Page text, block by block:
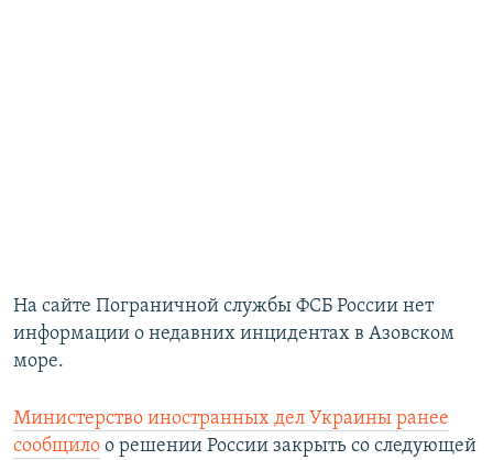
На сайте Пограничной службы ФСБ России нет
информации о недавних инцидентах в Азовском
море.
Министерство иностранных дел Украины ранее
сообщило о решении России закрыть со следующей